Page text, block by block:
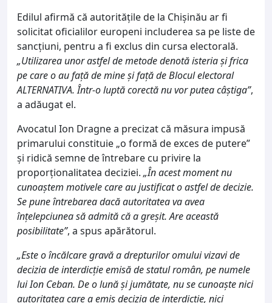
Edilul afirmă că autoritățile de la Chișinău ar fi
solicitat oficialilor europeni includerea sa pe liste de
sancțiuni, pentru a fi exclus din cursa electorală.
„Utilizarea unor astfel de metode denotă isteria și frica
pe care o au față de mine și față de Blocul electoral
ALTERNATIVA. Într-o luptă corectă nu vor putea câștiga”,
a adăugat el.
Avocatul Ion Dragne a precizat că măsura impusă
primarului constituie „o formă de exces de putere”
și ridică semne de întrebare cu privire la
proporționalitatea deciziei. „În acest moment nu
cunoaștem motivele care au justificat o astfel de decizie.
Se pune întrebarea dacă autoritatea va avea
înțelepciunea să admită că a greșit. Are această
posibilitate”, a spus apărătorul.
„Este o încălcare gravă a drepturilor omului vizavi de
decizia de interdicție emisă de statul român, pe numele
lui Ion Ceban. De o lună și jumătate, nu se cunoaște nici
autoritatea care a emis decizia de interdicție, nici